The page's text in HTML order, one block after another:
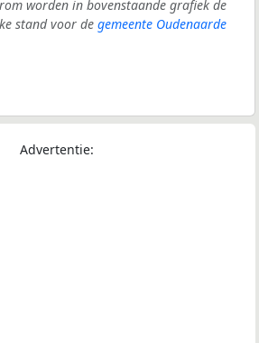
worden in bovenstaande grafiek de
stand voor de gemeente Oudenaarde
Advertentie: